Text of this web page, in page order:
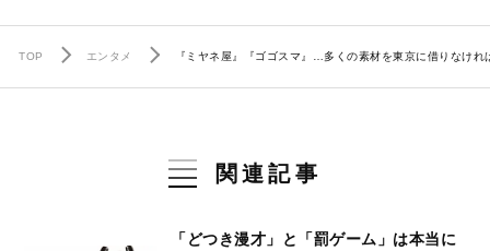
TOP エンタメ 『ミヤネ屋』『ゴゴスマ』…多くの素材を東京に借りなけ
関連記事
「どつき漫才」と「罰ゲーム」は本当に